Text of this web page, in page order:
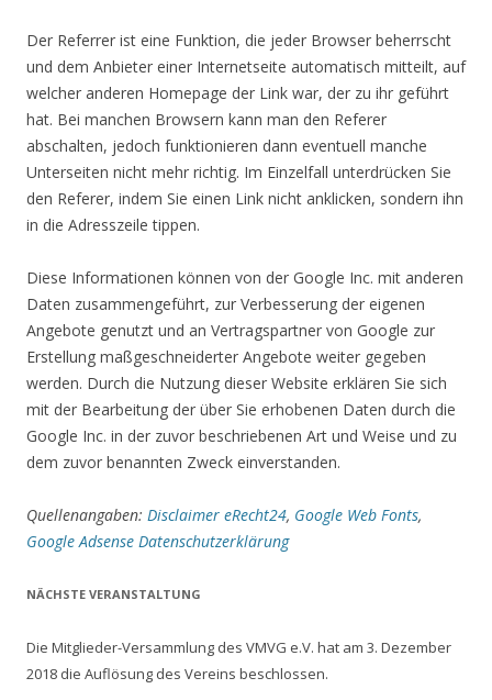
Der Referrer ist eine Funktion, die jeder Browser beherrscht
und dem Anbieter einer Internetseite automatisch mitteilt, auf
welcher anderen Homepage der Link war, der zu ihr geführt
hat. Bei manchen Browsern kann man den Referer
abschalten, jedoch funktionieren dann eventuell manche
Unterseiten nicht mehr richtig. Im Einzelfall unterdrücken Sie
den Referer, indem Sie einen Link nicht anklicken, sondern ihn
in die Adresszeile tippen.
Diese Informationen können von der Google Inc. mit anderen
Daten zusammengeführt, zur Verbesserung der eigenen
Angebote genutzt und an Vertragspartner von Google zur
Erstellung maßgeschneiderter Angebote weiter gegeben
werden. Durch die Nutzung dieser Website erklären Sie sich
mit der Bearbeitung der über Sie erhobenen Daten durch die
Google Inc. in der zuvor beschriebenen Art und Weise und zu
dem zuvor benannten Zweck einverstanden.
Quellenangaben: Disclaimer eRecht24, Google Web Fonts,
Google Adsense Datenschutzerklärung
NÄCHSTE VERANSTALTUNG
Die Mitglieder-Versammlung des VMVG e.V. hat am 3. Dezember
2018 die Auflösung des Vereins beschlossen.